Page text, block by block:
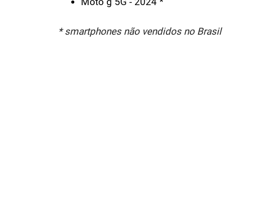
* smartphones não vendidos no Brasil